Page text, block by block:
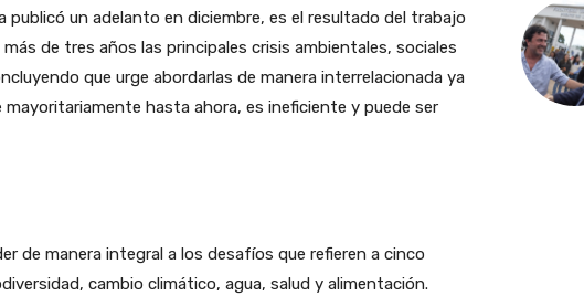
un adelanto en diciembre, es el resultado del trabajo
de tres años las principales crisis ambientales, sociales
que urge abordarlas de manera interrelacionada ya
hasta ahora, es ineficiente y puede ser
de manera integral a los desafíos que refieren a cinco
cambio climático, agua, salud y alimentación.